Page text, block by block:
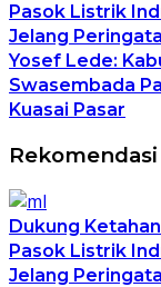
Pasok Listrik
Jelang
Yosef Lede:
Swasembada
Kuasai Pasar
Dukung
Pasok Listrik
Jelang